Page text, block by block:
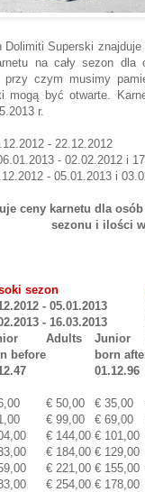
Dolimiti Superski
na cały sezon dla
przy czym musimy
być otwarte.
r.
- 22.12.2012
- 02.02.2012 i
- 05.01.2013 i
ceny karnetu dla
sezonu i ilości
sezon
- 05.01.2013
- 16.03.2013
before
Adults
Junior
born
01.12.96
€ 50,00 € 35,00
€ 99,00 € 69,00
€ 144,00 € 101,00
€ 184,00 € 129,00
€ 221,00 € 155,00
€ 254,00 € 178,00